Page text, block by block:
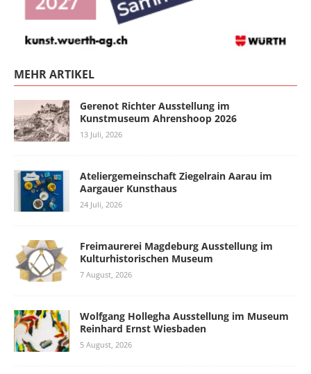
MEHR ARTIKEL
Gerenot Richter Ausstellung im
Kunstmuseum Ahrenshoop 2026
13 Juli, 2026
Ateliergemeinschaft Ziegelrain Aarau im
Aargauer Kunsthaus
24 Juli, 2026
Freimaurerei Magdeburg Ausstellung im
Kulturhistorischen Museum
7 August, 2026
Wolfgang Hollegha Ausstellung im Museum
Reinhard Ernst Wiesbaden
5 August, 2026